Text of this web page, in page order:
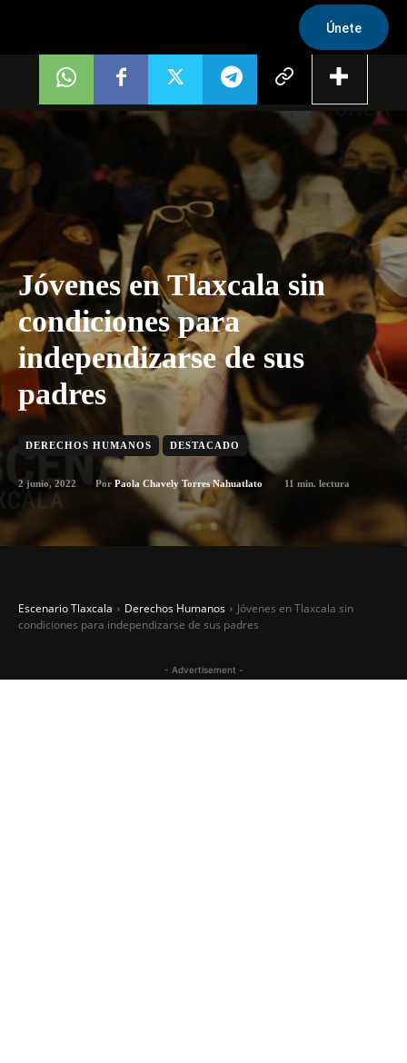
Únete
Jóvenes en Tlaxcala sin
condiciones para
independizarse de sus
padres
DERECHOS HUMANOS DESTACADO
2 junio, 2022 Por Paola Chavely Torres Nahuatlato 11 min. lectura
Escenario Tlaxcala Derechos Humanos
Jóvenes en Tlaxcala sin
condiciones para independizarse de sus padres
- Advertisement -